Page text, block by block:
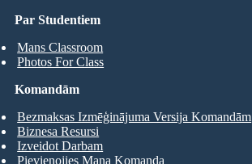
Par Studentiem
Mans Classroom
Photos For Class
Komandām
Bezmaksas Izmēģinājuma Versija Komandām
Biznesa Resursi
Izveidot Darbam
Pievienojies Mana Komanda